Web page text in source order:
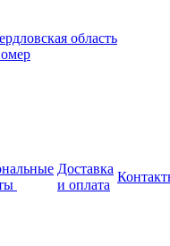
область
Доставка
и оплата